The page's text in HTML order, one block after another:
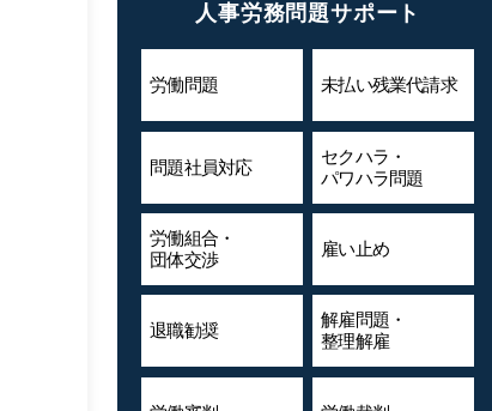
人事労務問題サポート
労働問題 未払い残業代請求
問題社員対応
セクハラ・
パワハラ問題
労働組合・
団体交渉
雇い止め
退職勧奨
解雇問題・
整理解雇